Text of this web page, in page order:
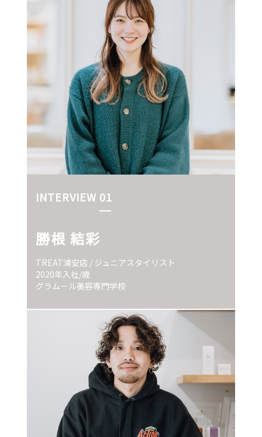
INTERVIEW 01
勝根 結彩
TREAT浦安店 / ジュニアスタイリスト
2020年入社/歳
グラムール美容専門学校